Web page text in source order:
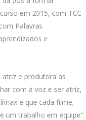
em 2015, com TCC
Palavras
e
e produtora as
com a voz e ser atriz,
e que cada filme,
um trabalho em equipe”.